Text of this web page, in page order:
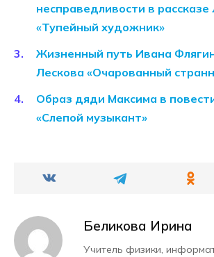
несправедливости в рассказе
«Тупейный художник»
Жизненный путь Ивана
Лескова «Очарованный
Образ дяди Максима в
«Слепой музыкант»
Беликова Ирина
Учитель физики,